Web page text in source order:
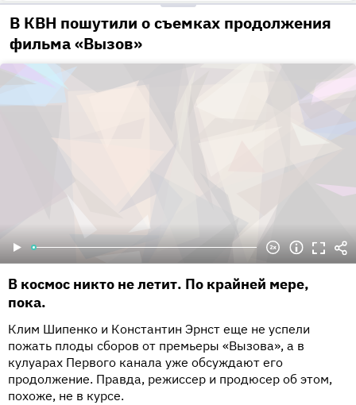
В КВН пошутили о съемках продолжения
фильма «Вызов»
В космос никто не летит. По крайней мере,
пока.
Клим Шипенко и Константин Эрнст еще не успели
пожать плоды сборов от премьеры «Вызова», а в
кулуарах Первого канала уже обсуждают его
продолжение. Правда, режиссер и продюсер об этом,
похоже, не в курсе.